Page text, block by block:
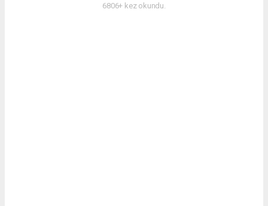
6806+ kez okundu.